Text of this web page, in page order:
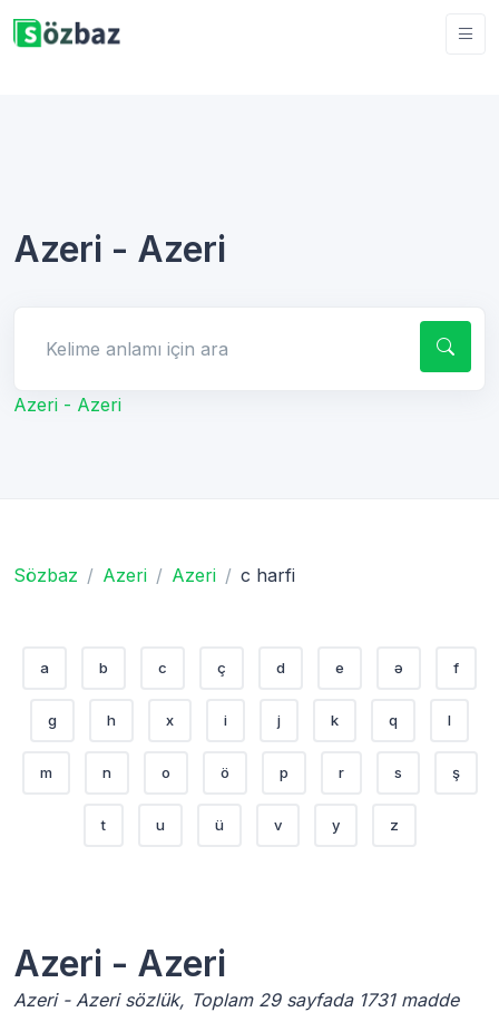
Azeri - Azeri
Azeri - Azeri
Sözbaz Azeri Azeri c harfi
a b c ç d e ə f
g h x i j k q l
m n o ö p r s ş
t u ü v y z
Azeri - Azeri
Azeri - Azeri sözlük, Toplam 29 sayfada 1731 madde